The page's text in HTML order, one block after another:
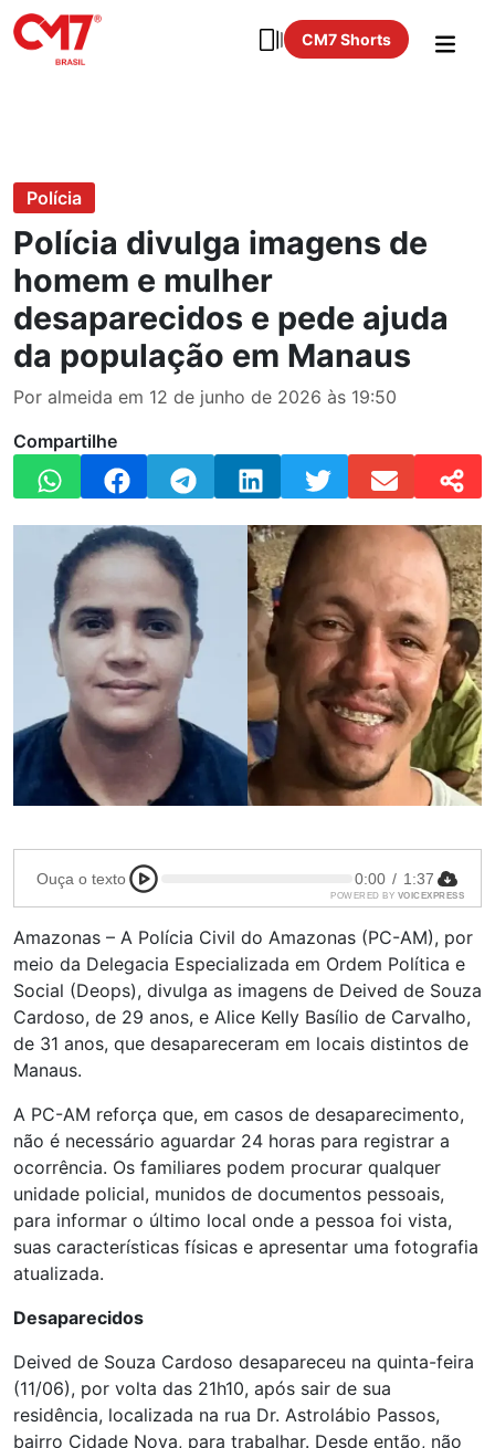
CM7 Shorts
Polícia
Polícia divulga imagens de
homem e mulher
desaparecidos e pede ajuda
da população em Manaus
Por almeida em 12 de junho de 2026 às 19:50
Compartilhe
Ouça o texto 0:00 / 1:37
POWERED BY VOICEXPRESS
Amazonas – A Polícia Civil do Amazonas (PC-AM), por
meio da Delegacia Especializada em Ordem Política e
Social (Deops), divulga as imagens de Deived de Souza
Cardoso, de 29 anos, e Alice Kelly Basílio de Carvalho,
de 31 anos, que desapareceram em locais distintos de
Manaus.
A PC-AM reforça que, em casos de desaparecimento,
não é necessário aguardar 24 horas para registrar a
ocorrência. Os familiares podem procurar qualquer
unidade policial, munidos de documentos pessoais,
para informar o último local onde a pessoa foi vista,
suas características físicas e apresentar uma fotografia
atualizada.
Desaparecidos
Deived de Souza Cardoso desapareceu na quinta-feira
(11/06), por volta das 21h10, após sair de sua
residência, localizada na rua Dr. Astrolábio Passos,
bairro Cidade Nova, para trabalhar. Desde então, não